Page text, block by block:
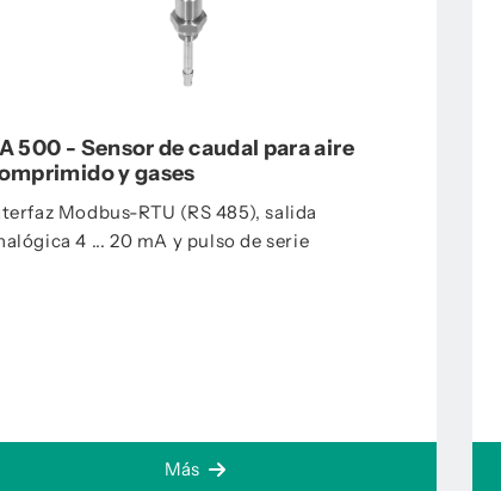
500 - Sensor de caudal para aire
y gases
Modbus-RTU (RS 485), salida
4 ... 20 mA y pulso de serie
Más